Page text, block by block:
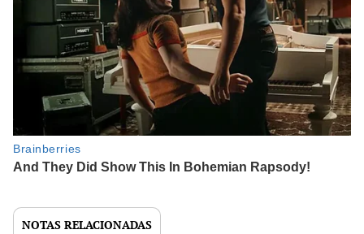
NOTAS RELACIONADAS